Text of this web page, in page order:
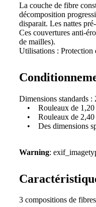
La couche de fibre
décomposition
disparait. Les nattes
Ces couvertures anti-
de mailles).
Utilisations : Protection
Dimensions standards :
• Rouleaux de 1,20
• Rouleaux de 2,40
• Des dimensions
Warning:
3 compositions de